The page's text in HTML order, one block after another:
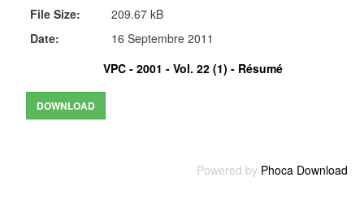
File Size:
209.67 kB
Date:
16 Septembre 2011
VPC - 2001 - Vol. 22 (1) - Résumé
Powered by Phoca Download